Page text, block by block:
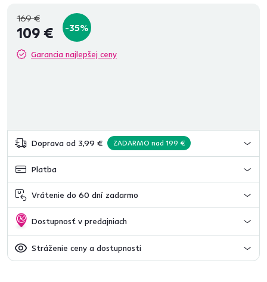
169 €
109 € -35%
Garancia najlepšej ceny
Doprava od 3,99 € ZADARMO nad 199 €
Platba
Vrátenie do 60 dní zadarmo
Dostupnosť v predajniach
Stráženie ceny a dostupnosti